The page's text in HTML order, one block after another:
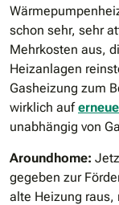
schon sehr, sehr
Mehrkosten aus,
Heizanlagen
Gasheizung zum
wirklich auf
unabhängig von
Aroundhome:
gegeben zur
alte Heizung raus,